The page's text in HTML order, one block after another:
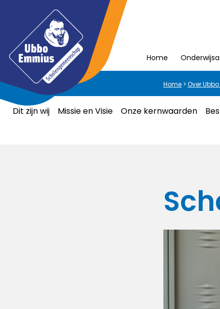
Home
Home > Over
Dit zijn wij Missie en Visie Onze kernwaarden